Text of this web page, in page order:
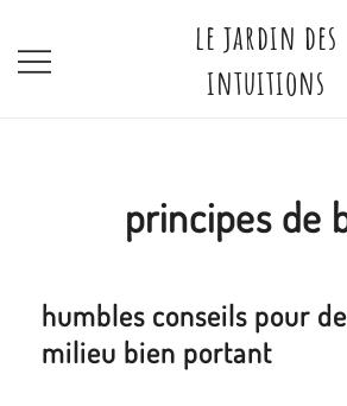
content
le jardin des
intuitions
principes de
humbles conseils pour
milieu bien portant